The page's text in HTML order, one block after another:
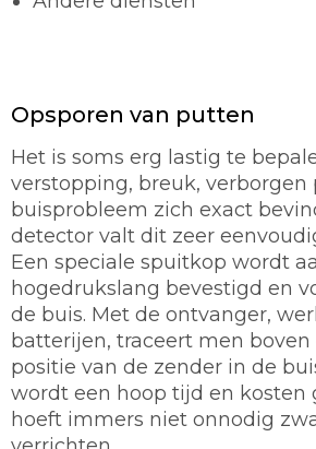
Opsporen van putten
Het is soms erg lastig te
verstopping, breuk, verborgen
buisprobleem zich exact
detector valt dit zeer
Een speciale spuitkop wordt
hogedrukslang bevestigd en
de buis. Met de ontvanger,
batterijen, traceert men
positie van de zender in de
wordt een hoop tijd en kosten
hoeft immers niet onnodig